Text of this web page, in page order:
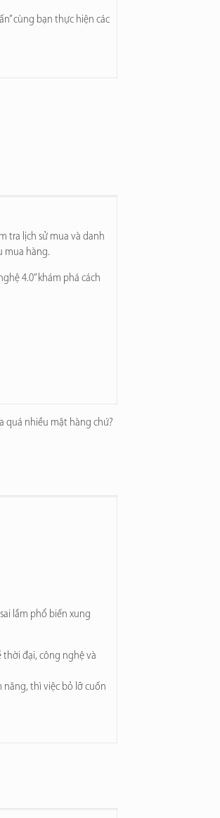
cùng bạn thực hiện các
tra lịch sử mua và danh
mua hàng.
4.0” khám phá cách
quá nhiều mặt hàng chứ?
lầm phổ biến xung
thời đại, công nghệ và
thì việc bỏ lỡ cuốn